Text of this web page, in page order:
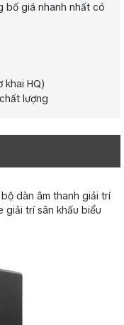
bố giá nhanh nhất có
khai HQ)
lượng
dàn âm thanh giải trí
giải trí sân khấu biểu